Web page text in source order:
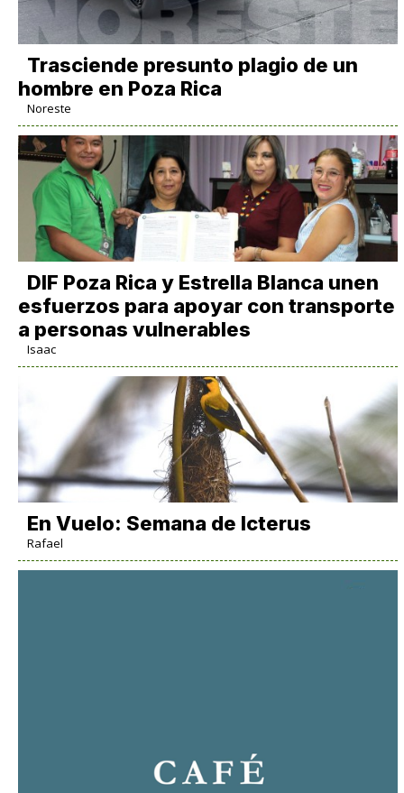
Trasciende presunto plagio de un
hombre en Poza Rica
Noreste
DIF Poza Rica y Estrella Blanca unen
esfuerzos para apoyar con transporte
a personas vulnerables
Isaac
En Vuelo: Semana de Icterus
Rafael